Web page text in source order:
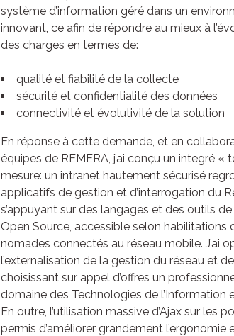
système d’information géré dans un
innovant, ce afin de répondre au mieux à
des charges en termes de:
qualité et fiabilité de la collecte
sécurité et confidentialité des données
connectivité et évolutivité de la solution
En réponse à cette demande, et en
équipes de REMERA, j’ai conçu un integré «
mesure: un intranet hautement sécurisé
applicatifs de gestion et d’interrogation du
s’appuyant sur des langages et des outils
Open Source, accessible selon habilitations
nomades connectés au réseau mobile. J’ai
l’externalisation de la gestion du réseau et
choisissant sur appel d’offres un
domaine des Technologies de l’Information
En outre, l’utilisation massive d’Ajax sur les
permis d’améliorer grandement l’ergonomie